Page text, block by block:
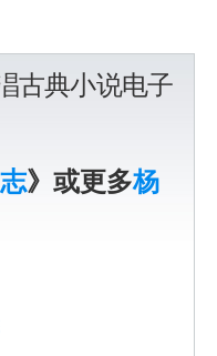
古典小说电子
》或更多杨